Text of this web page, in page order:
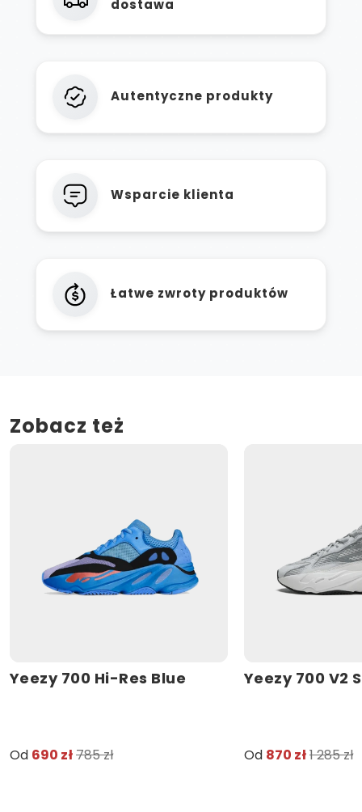
dostawa
Autentyczne produkty
Wsparcie klienta
Łatwe zwroty produktów
Zobacz też
Yeezy 700 Hi-Res Blue
Od 690 zł785 zł
Yeezy 700 V2
Od 870 zł1 285 zł